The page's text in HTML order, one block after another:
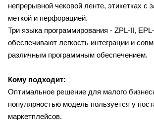
непрерывной чековой ленте, этикетках с
меткой и перфорацией.
Три языка программирования - ZPL-II,
обеспечивают легкость интеграции и
различным программным обеспечением.
Кому подходит:
Оптимальное решение для малого
популярностью модель пользуется у
маркетплейсов.